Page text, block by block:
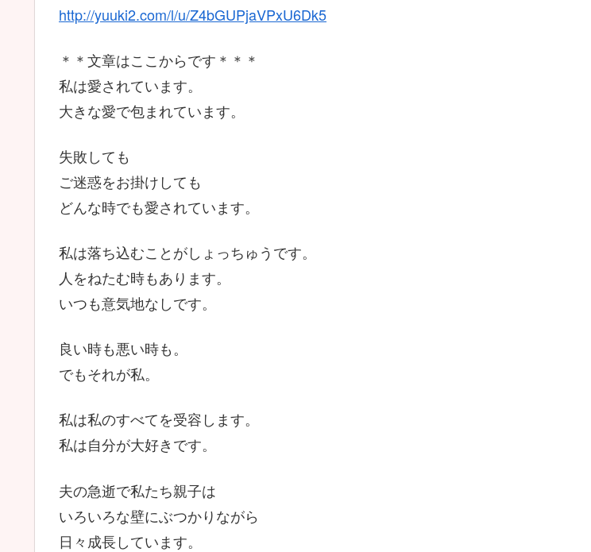
http://yuuki2.com/l/u/Z4bGUPjaVPxU6Dk5
＊＊文章はここからです＊＊＊
私は愛されています。
大きな愛で包まれています。
失敗しても
ご迷惑をお掛けしても
どんな時でも愛されています。
私は落ち込むことがしょっちゅうです。
人をねたむ時もあります。
いつも意気地なしです。
良い時も悪い時も。
でもそれが私。
私は私のすべてを受容します。
私は自分が大好きです。
夫の急逝で私たち親子は
いろいろな壁にぶつかりながら
日々成長しています。